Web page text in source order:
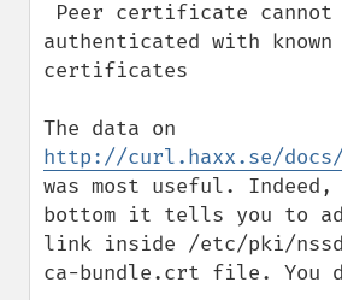
authenticated with known
certificates
http://curl.haxx.se/
was most useful.
bottom it tells you to
link inside /etc/pki/
ca-bundle.crt file. You